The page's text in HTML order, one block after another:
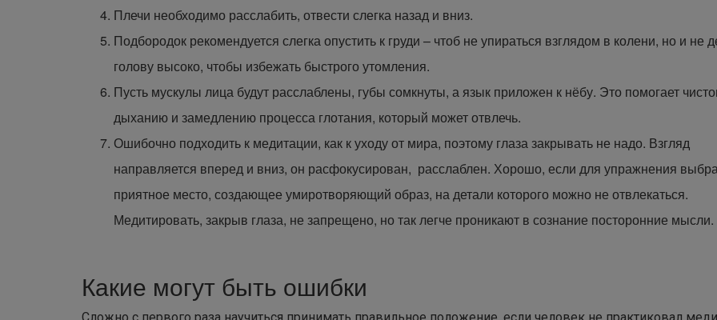
Плечи необходимо расслабить, отвести слегка назад и вниз.
Подбородок рекомендуется слегка опустить к груди – чтоб не упираться взглядом в колени, но и не
голову высоко, чтобы избежать быстрого утомления.
Пусть мускулы лица будут расслаблены, губы сомкнуты, а язык приложен к нёбу. Это помогает
дыханию и замедлению процесса глотания, который может отвлечь.
Ошибочно подходить к медитации, как к уходу от мира, поэтому глаза закрывать не надо. Взгляд
направляется вперед и вниз, он расфокусирован, расслаблен. Хорошо, если для упражнения
приятное место, создающее умиротворяющий образ, на детали которого можно не отвлекаться.
Медитировать, закрыв глаза, не запрещено, но так легче проникают в сознание посторонние мысли.
Какие могут быть ошибки